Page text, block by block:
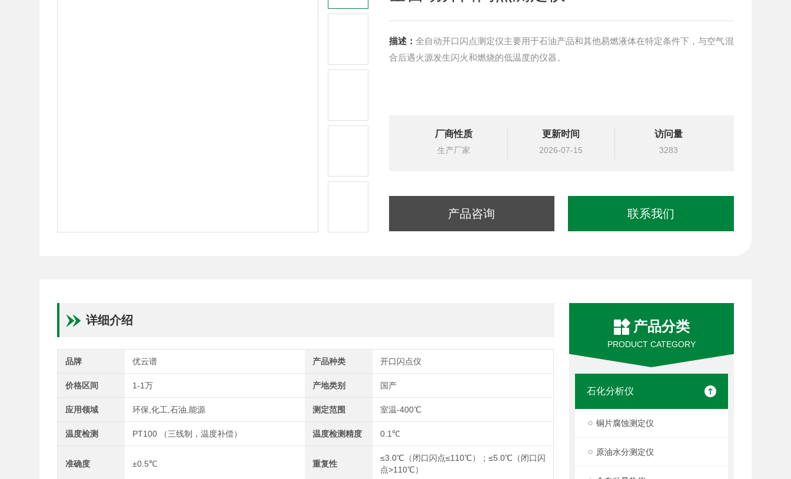
描述： 全自动开口闪点测定仪主要用于石油产品和其他易燃液体在特定条件下，与空气混
合后遇火源发生闪火和燃烧的低温度的仪器。
厂商性质
生产厂家
更新时间
2026-07-15
访问量
3283
产品咨询 联系我们
产品分类
PRODUCT CATEGORY
石化分析仪
铜片腐蚀测定仪
原油水分测定仪
详细介绍
品牌 优云谱 产品种类 开口闪点仪
价格区间 1-1万 产地类别 国产
应用领域 环保,化工,石油,能源 测定范围 室温-400℃
温度检测 PT100 （三线制，温度补偿） 温度检测精度 0.1℃
准确度 ±0.5℃ 重复性
≤3.0℃（闭口闪点≤110℃）；≤5.0℃（闭口闪
点>110℃）